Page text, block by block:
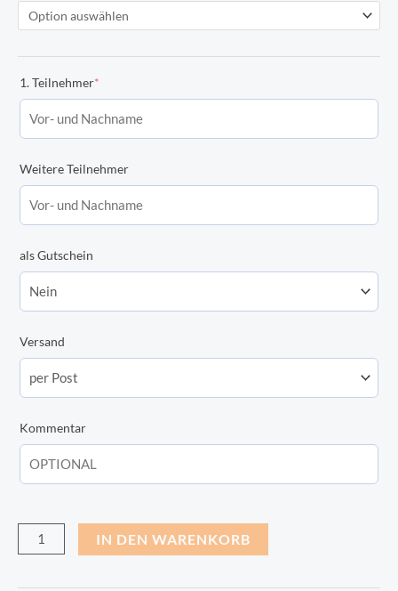
1. Teilnehmer*
Weitere Teilnehmer
als Gutschein
Versand
Kommentar
individuell
IN DEN WARENKORB